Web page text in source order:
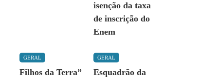
isenção da taxa
de inscrição do
Enem
GERAL
Filhos da Terra”
GERAL
Esquadrão da